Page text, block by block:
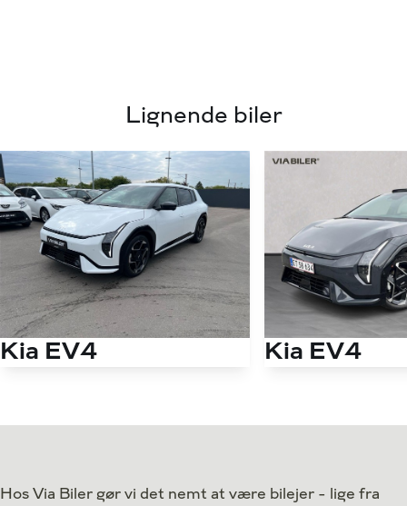
Lignende biler
Kia EV4
Lokation
Valby
Kia EV4
Lokation
Hos Via Biler gør vi det nemt at være bilejer - lige fra